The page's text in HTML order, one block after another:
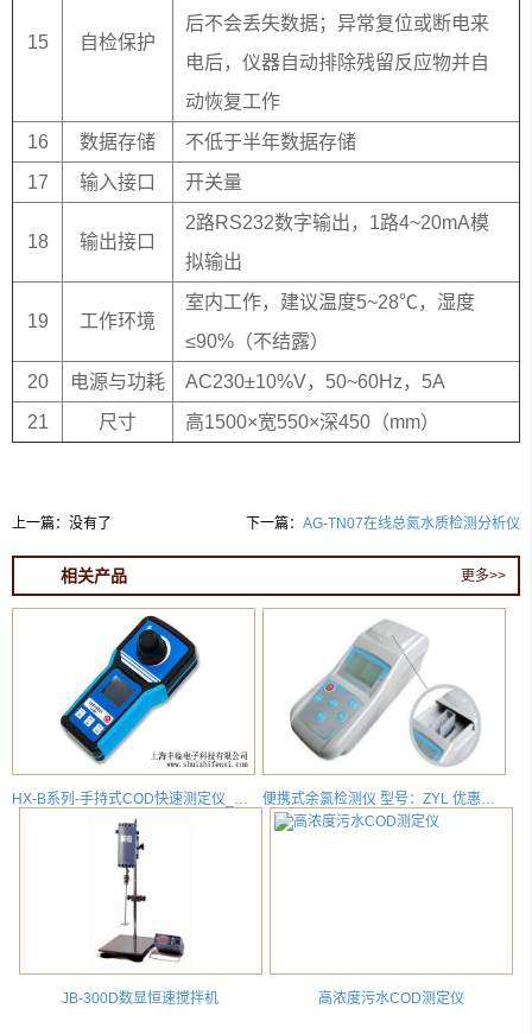
15 自检保护
后不会丢失数据；异常复位或断电来
电后，仪器自动排除残留反应物并自
动恢复工作
16
数据存储
不低于半年数据存储
17
输入接口 开关量
18 输出接口
2路RS232数字输出，1路4~20mA模
拟输出
19 工作环境
室内工作，建议温度5~28℃，湿度
≤90%（不结露）
20
电源与功耗
AC230±10%V，50~60Hz，5A
21
尺寸 高1500×宽550×深450（mm）
上一篇：没有了 下一篇： AG-TN07在线总氮水质检测分析仪
更多>>
相关产品
JB-300D数显恒速搅拌机 高浓度污水COD测定仪